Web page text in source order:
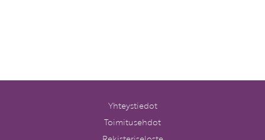
Yhteystiedot
Toimitusehdot